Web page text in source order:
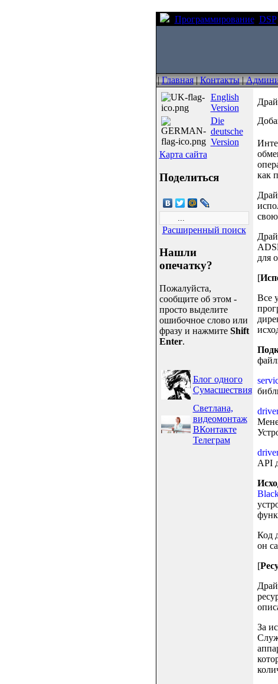
Программирование DSP
|Главная|Контакты|
English
Version
Die
deutsche
Version
Карта сайта
Поделиться
Расширенный поиск
Нашли
опечатку?
Пожалуйста,
сообщите об этом -
просто выделите
ошибочное слово или
фразу и нажмите Shift
Enter.
Блог одного
Сумасшествия
Светлана,
видеомонтаж
ВКонтакте
Телеграм
как
свою
для
[
Все
API
Код
он
[
За